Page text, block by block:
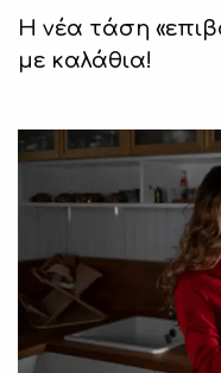
Η νέα τάση
με καλάθια!